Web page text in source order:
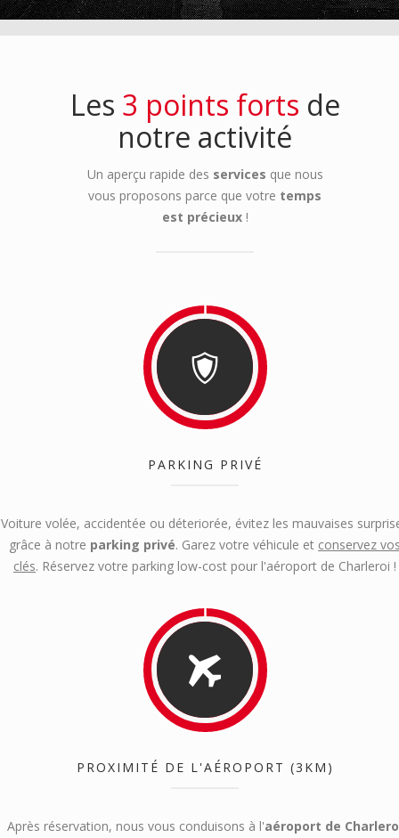
Les 3 points forts de
notre activité
Un aperçu rapide des services que nous
vous proposons parce que votre temps
est précieux!
PARKING PRIVÉ
Voiture volée, accidentée ou déteriorée, évitez les mauvaises
grâce à notre parking privé. Garez votre véhicule et conservez
clés. Réservez votre parking low-cost pour l'aéroport de Charleroi !
PROXIMITÉ DE L'AÉROPORT (3KM)
Après réservation, nous vous conduisons à l'aéroport de